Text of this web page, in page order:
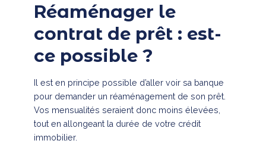
Réaménager le
contrat de prêt : est-
ce possible ?
Il est en principe possible d’aller voir sa banque
pour demander un réaménagement de son prêt.
Vos mensualités seraient donc moins élevées,
tout en allongeant la durée de votre crédit
immobilier.